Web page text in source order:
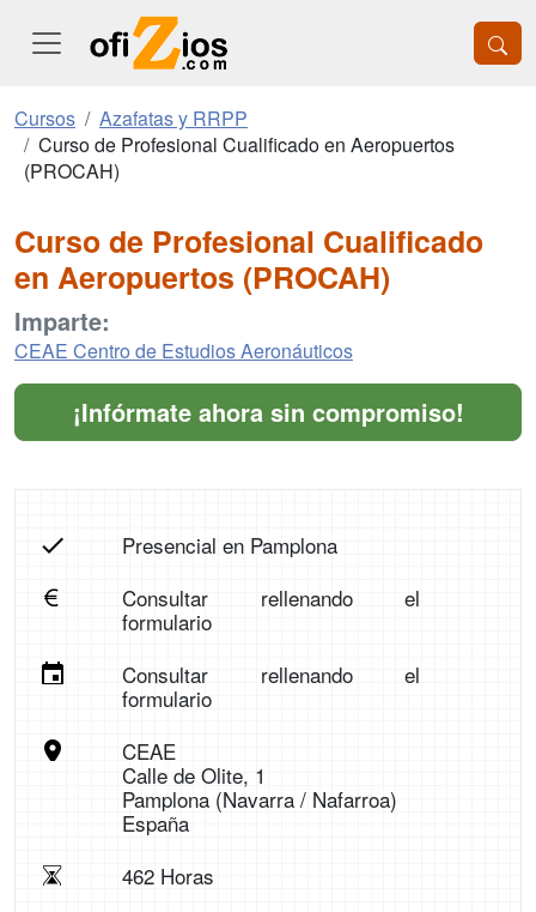
Cursos
Azafatas y RRPP
Curso de Profesional Cualificado en Aeropuertos
(PROCAH)
Curso de Profesional Cualificado
en Aeropuertos (PROCAH)
Imparte:
CEAE Centro de Estudios Aeronáuticos
¡Infórmate ahora sin compromiso!
Presencial en Pamplona
Consultar rellenando el
formulario
Consultar rellenando el
formulario
CEAE
Calle de Olite, 1
Pamplona (Navarra / Nafarroa)
España
462 Horas